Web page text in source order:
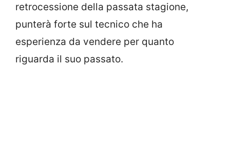
retrocessione della passata stagione,
punterà forte sul tecnico che ha
esperienza da vendere per quanto
riguarda il suo passato.